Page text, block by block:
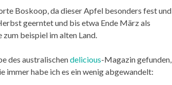
Boskoop, da dieser Apfel besonders fest und
geerntet und bis etwa Ende März als
beispiel im alten Land.
des australischendelicious-Magazin gefunden,
habe ich es ein wenig abgewandelt: